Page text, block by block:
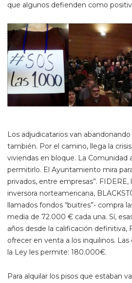
que algunos defienden como
Los adjudicatarios van abandonando
también. Por el camino, llega la
viviendas en bloque. La Comunidad
permitirlo. El Ayuntamiento mira
privados, entre empresas”. FIDERE,
inversora norteamericana,
llamados fondos “buitres”- compra
media de 72.000 € cada una. Sí,
años desde la calificación definitiva,
ofrecer en venta a los inquilinos.
la Ley les permite: 180.000€.
Para alquilar los pisos que estaban